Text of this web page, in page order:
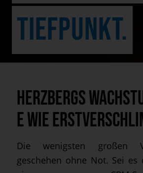
TIEFPUNKT.
Herzbergs
E wie
Die wenigsten großen
geschehen ohne Not. Sei es